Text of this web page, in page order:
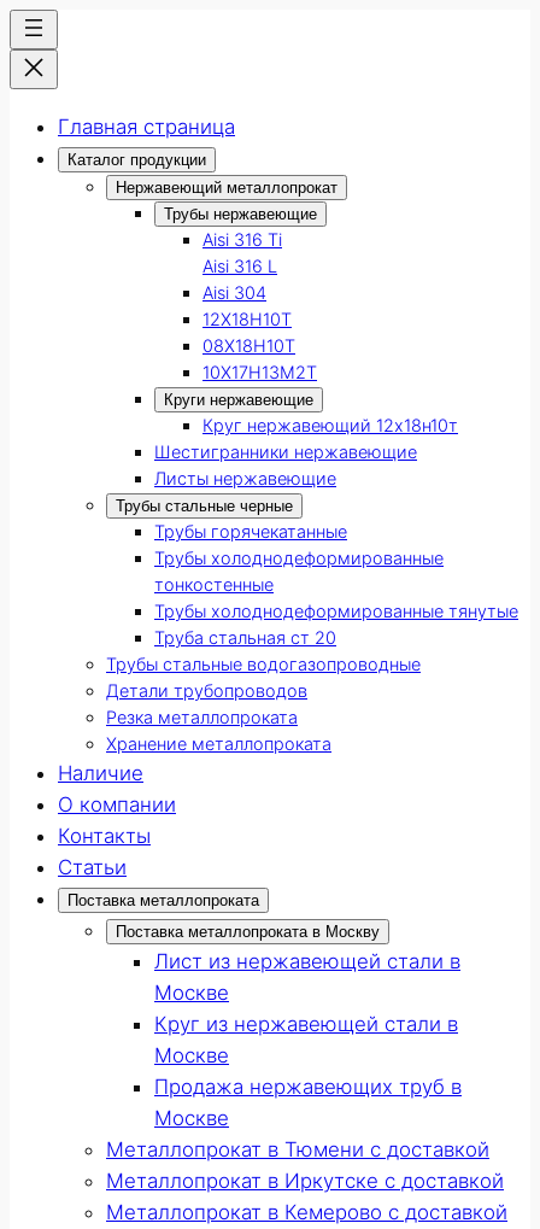
Главная страница
Каталог продукции
Нержавеющий металлопрокат
Трубы нержавеющие
Aisi 316 Ti
Aisi 316 L
Aisi 304
12Х18Н10Т
08Х18Н10Т
10Х17Н13М2Т
Круги нержавеющие
Круг нержавеющий 12х18н10т
Шестигранники нержавеющие
Листы нержавеющие
Трубы стальные черные
Трубы горячекатанные
Трубы холоднодеформированные
тонкостенные
Трубы холоднодеформированные тянутые
Труба стальная ст 20
Трубы стальные водогазопроводные
Детали трубопроводов
Резка металлопроката
Хранение металлопроката
Наличие
О компании
Контакты
Статьи
Поставка металлопроката
Поставка металлопроката в Москву
Лист из нержавеющей стали в
Москве
Круг из нержавеющей стали в
Москве
Продажа нержавеющих труб в
Москве
Металлопрокат в Тюмени с доставкой
Металлопрокат в Иркутске с доставкой
Металлопрокат в Кемерово с доставкой